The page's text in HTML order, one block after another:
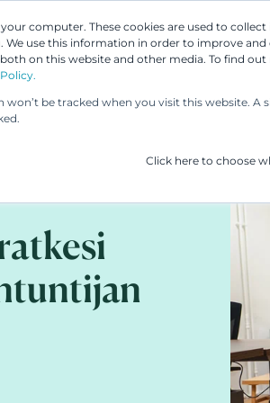
computer. These cookies are used to
We use this information in order to improve
on this website and other media. To find
be tracked when you visit this website.
Click here to choose
Asiantuntijamme